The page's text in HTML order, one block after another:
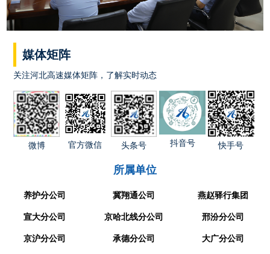
媒体矩阵
关注河北高速媒体矩阵，了解实时动态
微博 官方微信 头条号 抖音号 快手号
所属单位
养护分公司 冀翔通公司 燕赵驿行集团
宣大分公司 京哈北线分公司 邢汾分公司
京沪分公司 承德分公司 大广分公司